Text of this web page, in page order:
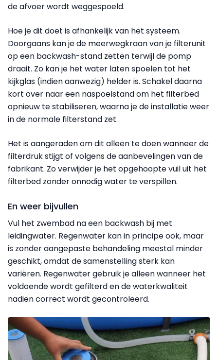
de afvoer wordt weggespoeld.
Hoe je dit doet is afhankelijk van het systeem.
Doorgaans kan je de meerwegkraan van je filterunit
op een backwash-stand zetten terwijl de pomp
draait. Zo kan je het water laten spoelen tot het
kijkglas (indien aanwezig) helder is. Schakel daarna
kort over naar een naspoelstand om het filterbed
opnieuw te stabiliseren, waarna je de installatie weer
in de normale filterstand zet.
Het is aangeraden om dit alleen te doen wanneer de
filterdruk stijgt of volgens de aanbevelingen van de
fabrikant. Zo verwijder je het opgehoopte vuil uit het
filterbed zonder onnodig water te verspillen.
En weer bijvullen
Vul het zwembad na een backwash bij met
leidingwater. Regenwater kan in principe ook, maar
is zonder aangepaste behandeling meestal minder
geschikt, omdat de samenstelling sterk kan
variëren. Regenwater gebruik je alleen wanneer het
voldoende wordt gefilterd en de waterkwaliteit
nadien correct wordt gecontroleerd.